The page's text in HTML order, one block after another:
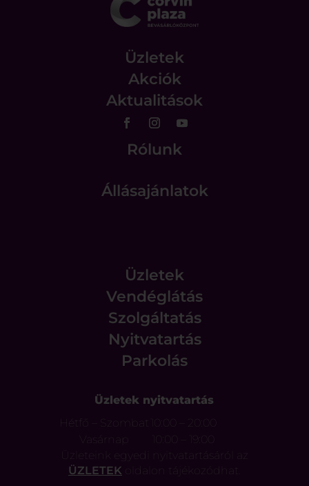
Üzletek
Akciók
Aktualitások
Rólunk
Állásajánlatok
Üzletek
Vendéglátás
Szolgáltatás
Nyitvatartás
Parkolás
Üzletek nyitvatartás
Hétfő – Szombat
10:00 – 20:00
Vasárnap
Üzleteink egyedi nyitvatartásáról az
ÜZLETEK oldalon tájékozódhat.